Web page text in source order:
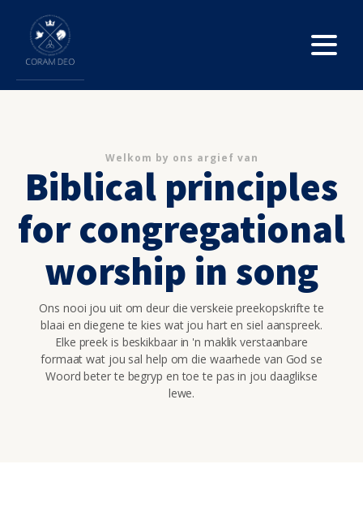
Welkom by ons argief van
Biblical principles
for congregational
worship in song
Ons nooi jou uit om deur die verskeie preekopskrifte te
blaai en diegene te kies wat jou hart en siel aanspreek.
Elke preek is beskikbaar in 'n maklik verstaanbare
formaat wat jou sal help om die waarhede van God se
Woord beter te begryp en toe te pas in jou daaglikse
lewe.